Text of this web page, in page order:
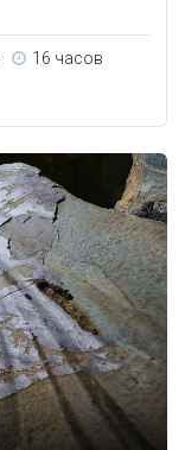
16 часов